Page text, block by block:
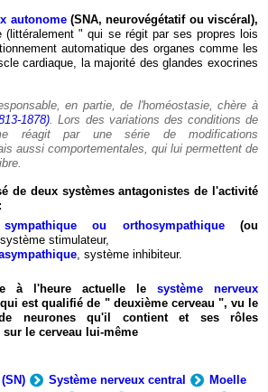
autonome(SNA, neurovégétatif ou viscéral),
(littéralement " qui se régit par ses propres lois
automatique des organes comme les
cardiaque, la majorité des glandes exocrines
en partie, de l'homéostasie, chère à
1878). Lors des variations des conditions de
réagit par une série de modifications
aussi comportementales, qui lui permettent de
de deux systèmes antagonistes de l'activité
ou orthosympathique(ou
stimulateur,
, système inhibiteur.
à l'heure actuelle le système nerveux
qui est qualifié de " deuxième cerveau ", vu le
neurones qu'il contient et ses rôles
sur le cerveau lui-même
Système nerveux central
Moelle